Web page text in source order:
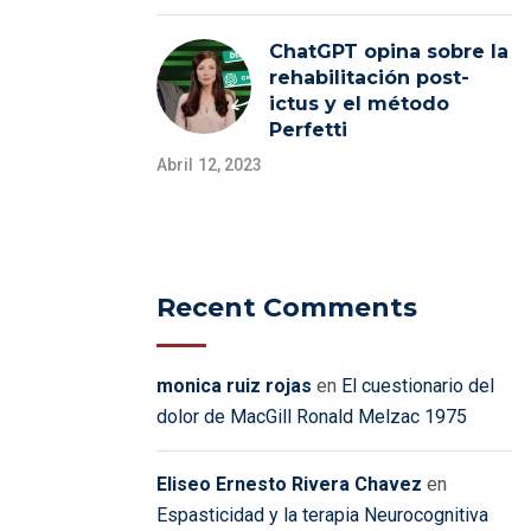
ChatGPT opina sobre la
rehabilitación post-
ictus y el método
Perfetti
Abril 12, 2023
Recent Comments
monica ruiz rojas en El cuestionario del
dolor de MacGill Ronald Melzac 1975
Eliseo Ernesto Rivera Chavez en
Espasticidad y la terapia Neurocognitiva